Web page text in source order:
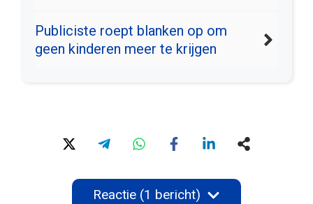
Publiciste roept blanken op om
geen kinderen meer te krijgen
Reactie (1 bericht)